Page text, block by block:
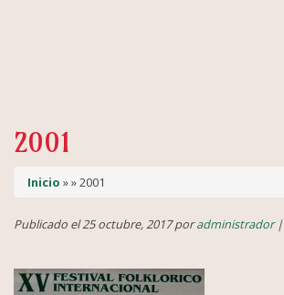
2001
Inicio » » 2001
Publicado el 25 octubre, 2017 poradministrador|